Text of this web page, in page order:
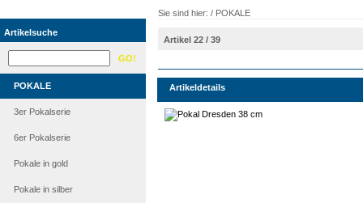
Artikelsuche
POKALE
3er Pokalserie
6er Pokalserie
Pokale in gold
Pokale in silber
Sie sind hier: / POKALE
Artikel 22 / 39
Artikeldetails